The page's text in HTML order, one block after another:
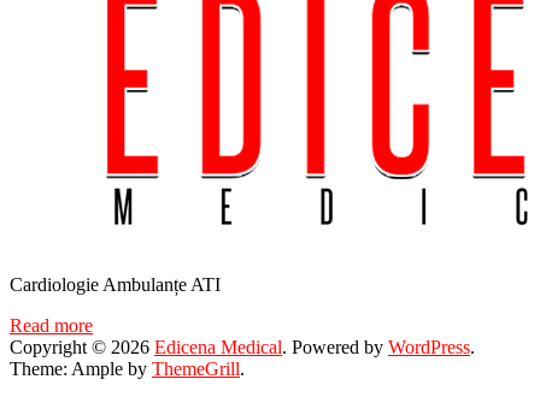
Cardiologie Ambulanțe ATI
Read more
Copyright © 2026 Edicena Medical. Powered by WordPress.
Theme: Ample by ThemeGrill.